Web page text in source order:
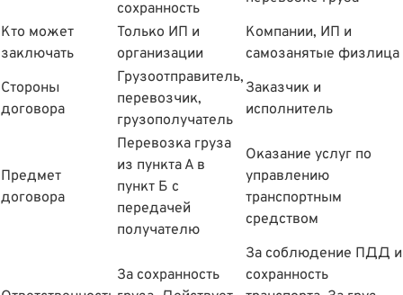
сохранность
Кто может
заключать
Только ИП и
организации
Компании, ИП и
самозанятые физлица
Стороны
договора
Грузоотправитель,
перевозчик,
грузополучатель
Заказчик и
исполнитель
Предмет
договора
Перевозка груза
из пункта А в
пункт Б с
передачей
получателю
Оказание услуг по
управлению
транспортным
средством
За сохранность
За соблюдение ПДД и
сохранность